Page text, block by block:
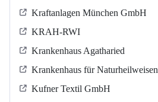
Kraftanlagen München GmbH
KRAH-RWI
Krankenhaus Agatharied
Krankenhaus für Naturheilweisen
Kufner Textil GmbH